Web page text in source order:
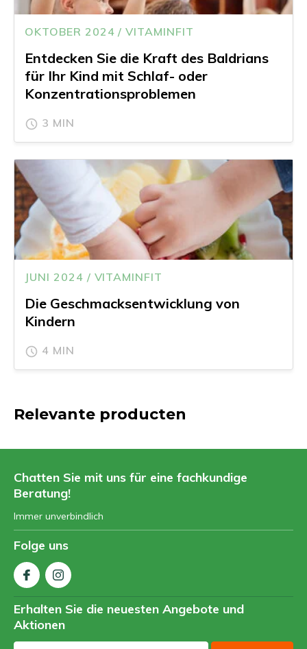
OKTOBER 2024 / VITAMINFIT
Entdecken Sie die Kraft des Baldrians
für Ihr Kind mit Schlaf- oder
Konzentrationsproblemen
3 MIN
JUNI 2024 / VITAMINFIT
Die Geschmacksentwicklung von
Kindern
4 MIN
Relevante producten
Chatten Sie mit uns für eine fachkundige
Beratung!
Immer unverbindlich
Folge uns
Erhalten Sie die neuesten Angebote und
Aktionen